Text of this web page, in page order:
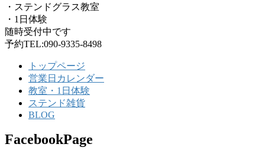
・ステンドグラス教室
・1日体験
随時受付中です
予約TEL:090-9335-8498
トップページ
営業日カレンダー
教室・1日体験
ステンド雑貨
BLOG
FacebookPage